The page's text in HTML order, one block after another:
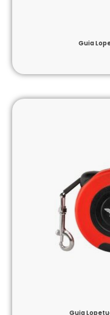
Guia
Guia